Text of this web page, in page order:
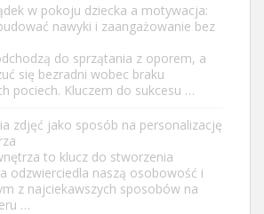
w pokoju dziecka a motywacja:
nawyki i zaangażowanie bez
do sprzątania z oporem, a
się bezradni wobec braku
pociech. Kluczem do sukcesu …
zdjęć jako sposób na personalizację
to klucz do stworzenia
odzwierciedla naszą osobowość i
z najciekawszych sposobów na
…